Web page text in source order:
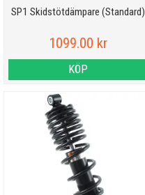
SP1 Skidstötdämpare (Standard)
1099.00 kr
KÖP